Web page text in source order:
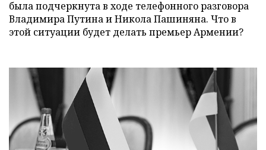
была подчеркнута в ходе телефонного разговора
Владимира Путина и Никола Пашиняна. Что в
этой ситуации будет делать премьер Армении?